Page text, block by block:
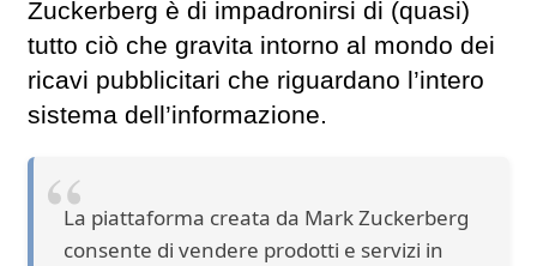
Zuckerberg è di impadronirsi di (quasi)
tutto ciò che gravita intorno al mondo dei
ricavi pubblicitari che riguardano l’intero
sistema dell’informazione.
La piattaforma creata da Mark Zuckerberg
consente di vendere prodotti e servizi in